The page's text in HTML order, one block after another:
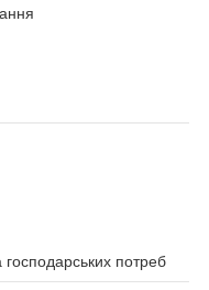
потреб